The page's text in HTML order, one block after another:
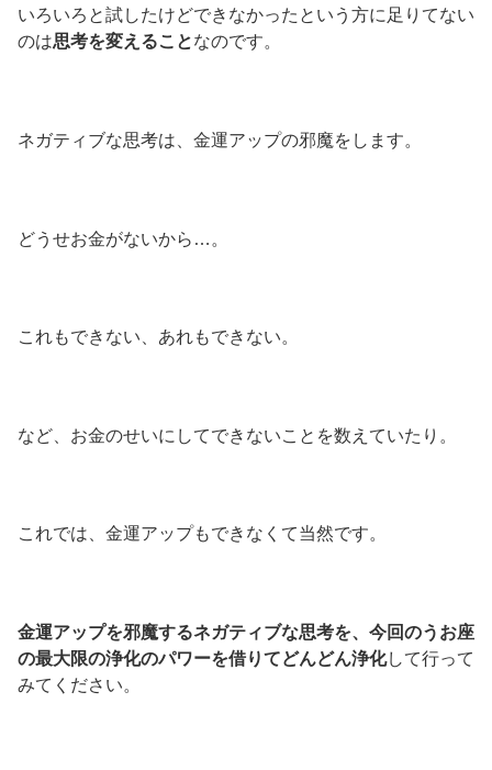
いろいろと試したけどできなかったという方に足りてない
のは思考を変えることなのです。
ネガティブな思考は、金運アップの邪魔をします。
どうせお金がないから…。
これもできない、あれもできない。
など、お金のせいにしてできないことを数えていたり。
これでは、金運アップもできなくて当然です。
金運アップを邪魔するネガティブな思考を、今回のうお座
の最大限の浄化のパワーを借りてどんどん浄化して行って
みてください。